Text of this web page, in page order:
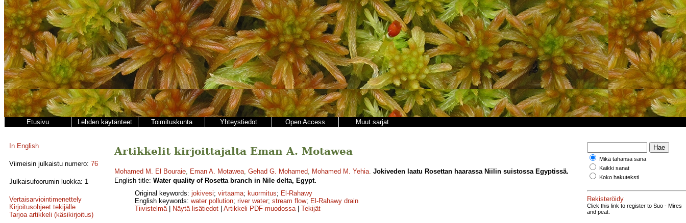
Etusivu Lehden käytänteet Toimituskunta Yhteystiedot Open Access Muut sarjat
In English
Viimeisin julkaistu numero: 76
Julkaisufoorumin luokka: 1
Vertaisarviointimenettely
Kirjoitusohjeet tekijälle
Tarjoa artikkeli (käsikirjoitus)
Artikkelit kirjoittajalta Eman A. Motawea
Mohamed M. El Bouraie, Eman A. Motawea, Gehad G. Mohamed, Mohamed M. Yehia. Jokiveden laatu Rosettan haarassa Niilin suistossa Egyptissä.
English title: Water quality of Rosetta branch in Nile delta, Egypt.
Original keywords: jokivesi; virtaama; kuormitus; El-Rahawy
English keywords: water pollution; river water; stream flow; El-Rahawy drain
Tiivistelmä| Näytä lisätiedot Artikkeli PDF-muodossa| Tekijät
Mikä tahansa sana
Kaikki sanat
Koko hakuteksti
Rekisteröidy
Click this link to register to Suo - Mires
and peat.